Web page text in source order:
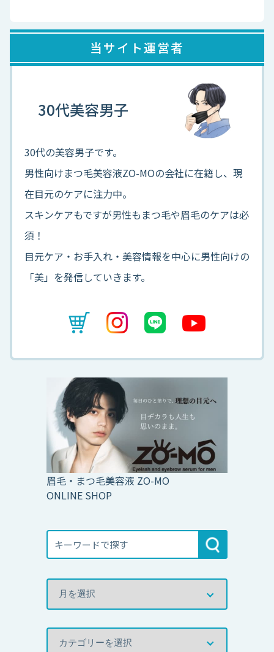
当サイト運営者
30代美容男子
30代の美容男子です。
男性向けまつ毛美容液ZO-MOの会社に在籍し、現
在目元のケアに注力中。
スキンケアもですが男性もまつ毛や眉毛のケアは必
須！
目元ケア・お手入れ・美容情報を中心に男性向けの
「美」を発信していきます。
眉毛・まつ毛美容液 ZO-MO
ONLINE SHOP